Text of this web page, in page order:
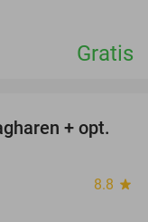
Gratis
41%
+ opt.
8.8 star